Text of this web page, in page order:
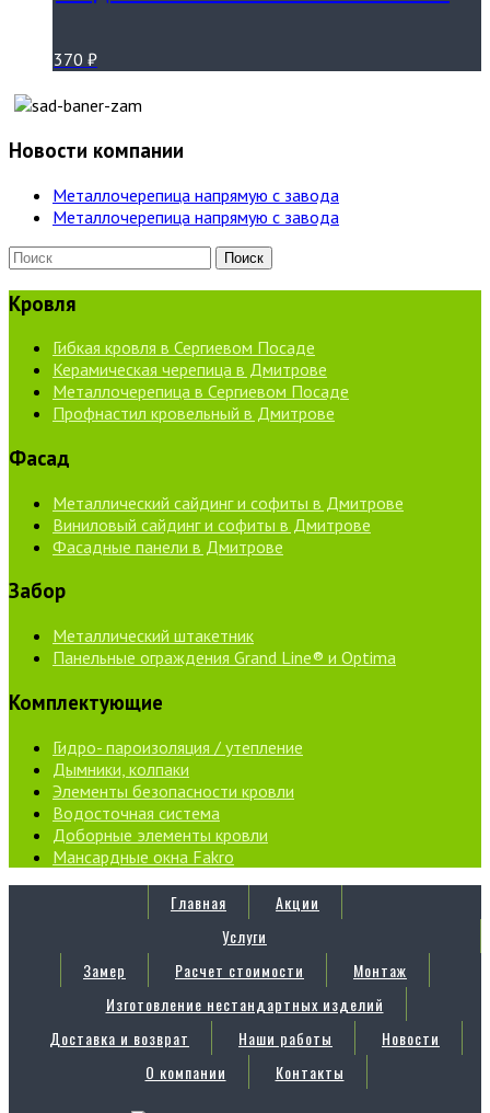
370 ₽
Новости компании
Металлочерепица напрямую с завода
Металлочерепица напрямую с завода
Кровля
Гибкая кровля в Сергиевом Посаде
Керамическая черепица в Дмитрове
Металлочерепица в Сергиевом Посаде
Профнастил кровельный в Дмитрове
Фасад
Металлический сайдинг и софиты в Дмитрове
Виниловый сайдинг и софиты в Дмитрове
Фасадные панели в Дмитрове
Забор
Металлический штакетник
Панельные ограждения Grand Line® и Optima
Комплектующие
Гидро- пароизоляция / утепление
Дымники, колпаки
Элементы безопасности кровли
Водосточная система
Доборные элементы кровли
Мансардные окна Fakro
Главная
Акции
Услуги
Замер
Расчет стоимости
Монтаж
Изготовление нестандартных изделий
Доставка и возврат
Наши работы
Новости
О компании
Контакты